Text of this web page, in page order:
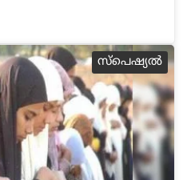
സ്പെഷ്യല്‍